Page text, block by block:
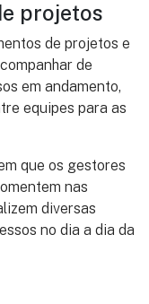
projetos
de projetos e
de
em andamento,
equipes para as
que os gestores
nas
diversas
no dia a dia da